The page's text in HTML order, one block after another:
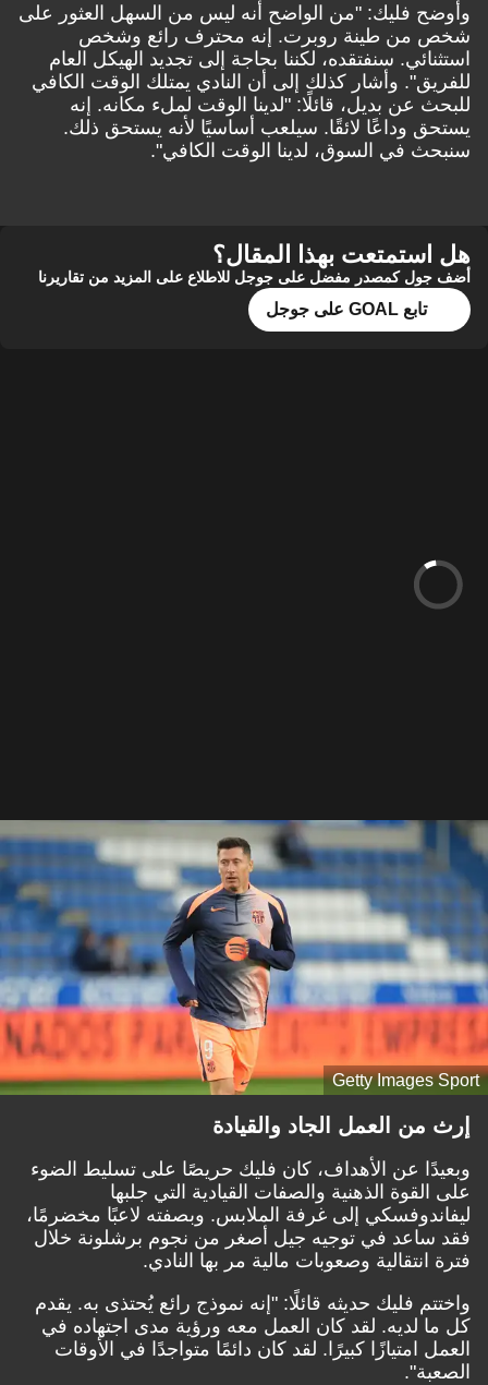
وأوضح فليك: "من الواضح أنه ليس من السهل العثور على
شخص من طينة روبرت. إنه محترف رائع وشخص
استثنائي. سنفتقده، لكننا بحاجة إلى تجديد الهيكل العام
للفريق". وأشار كذلك إلى أن النادي يمتلك الوقت الكافي
للبحث عن بديل، قائلًا: "لدينا الوقت لملء مكانه. إنه
يستحق وداعًا لائقًا. سيلعب أساسيًا لأنه يستحق ذلك.
سنبحث في السوق، لدينا الوقت الكافي".
هل استمتعت بهذا المقال؟
أضف جول كمصدر مفضل على جوجل للاطلاع على المزيد من تقاريرنا
تابع GOAL على جوجل
Getty Images Sport
إرث من العمل الجاد والقيادة
وبعيدًا عن الأهداف، كان فليك حريصًا على تسليط الضوء
على القوة الذهنية والصفات القيادية التي جلبها
ليفاندوفسكي إلى غرفة الملابس. وبصفته لاعبًا مخضرمًا،
فقد ساعد في توجيه جيل أصغر من نجوم برشلونة خلال
فترة انتقالية وصعوبات مالية مر بها النادي.
واختتم فليك حديثه قائلًا: "إنه نموذج رائع يُحتذى به. يقدم
كل ما لديه. لقد كان العمل معه ورؤية مدى اجتهاده في
العمل امتيازًا كبيرًا. لقد كان دائمًا متواجدًا في الأوقات
الصعبة".